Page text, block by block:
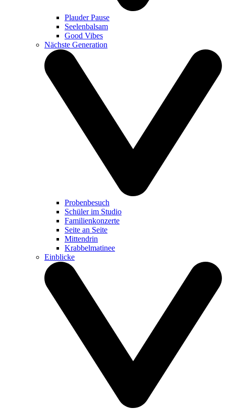
Plauder Pause
Seelenbalsam
Good Vibes
Nächste Generation
Probenbesuch
Schüler im Studio
Familienkonzerte
Seite an Seite
Mittendrin
Krabbelmatinee
Einblicke